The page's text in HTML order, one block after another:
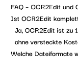
FAQ – OCR2Edit und
Ist OCR2Edit
Ja, OCR2Edit istzu
ohne versteckte
Welche Dateiformate